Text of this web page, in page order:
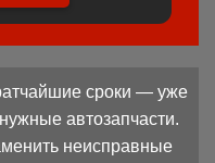
сроки — уже
автозапчасти.
неисправные